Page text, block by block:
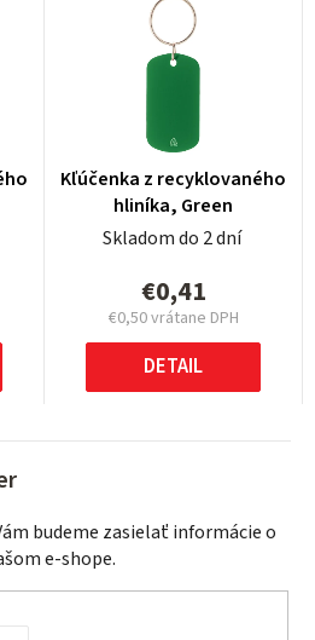
Kľúčenka z recyklovaného
hliníka, Green
Skladom do 2 dní
€0,41
€0,50 vrátane DPH
Jednotková
cena:
DETAIL
budeme zasielať informácie o
e-shope.